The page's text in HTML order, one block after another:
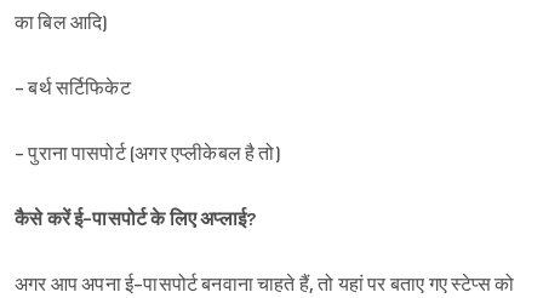
का बिल आदि)
- बर्थ सर्टिफिकेट
- पुराना पासपोर्ट (अगर एप्लीकेबल है तो)
कैसे करें ई-पासपोर्ट के लिए अप्लाई?
अगर आप अपना ई-पासपोर्ट बनवाना चाहते हैं, तो यहां पर बताए गए स्टेप्स को